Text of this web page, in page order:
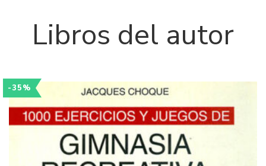
Libros del autor
-35%